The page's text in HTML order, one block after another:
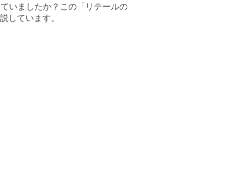
いましたか？この「リテールの
しています。